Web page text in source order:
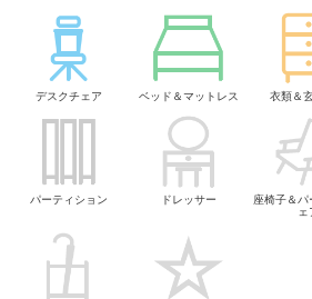
デスクチェア ベッド＆マットレス 衣類＆
パーティション ドレッサー
座椅子＆パ
ェ